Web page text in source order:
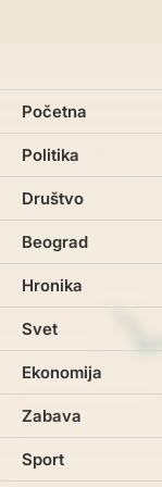
Početna
Politika
Društvo
Beograd
Hronika
Svet
Ekonomija
Zabava
Sport